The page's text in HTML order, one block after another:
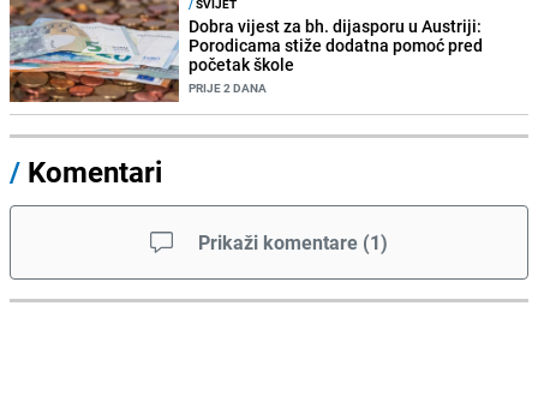
/SVIJET
Dobra vijest za bh. dijasporu u Austriji:
Porodicama stiže dodatna pomoć pred
početak škole
PRIJE 2 DANA
/ Komentari
Prikaži komentare (1)